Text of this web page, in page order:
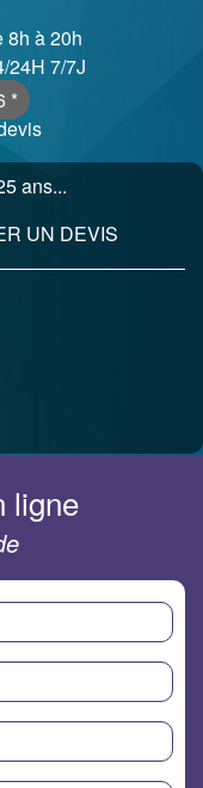
8h à 20h
24H 7/7J
*
ans...
UN DEVIS
ligne